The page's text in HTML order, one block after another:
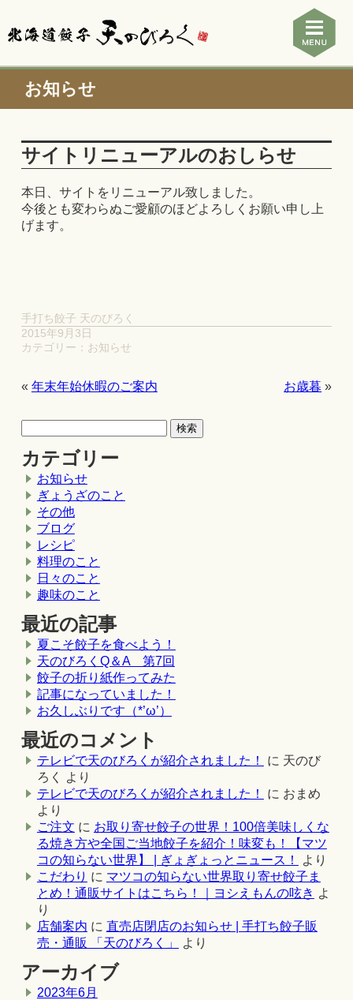
お知らせ
サイトリニューアルのおしらせ
本日、サイトをリニューアル致しました。
今後とも変わらぬご愛顧のほどよろしくお願い申し上
げます。
手打ち餃子 天のびろく
2015年9月3日
カテゴリー： お知らせ
« 年末年始休暇のご案内 お歳暮 »
カテゴリー
お知らせ
ぎょうざのこと
その他
ブログ
レシピ
料理のこと
日々のこと
趣味のこと
最近の記事
夏こそ餃子を食べよう！
天のびろくQ＆A 第7回
餃子の折り紙作ってみた
記事になっていました！
お久しぶりです（*’ω’）
最近のコメント
テレビで天のびろくが紹介されました！ に 天のび
ろく
より
テレビで天のびろくが紹介されました！
に おまめ
より
ご注文 に お取り寄せ餃子の世界！100倍美味しくな
る焼き方や全国ご当地餃子を紹介！味変も！【マツ
コの知らない世界】 | ぎょぎょっとニュース！
より
こだわり に マツコの知らない世界取り寄せ餃子ま
とめ！通販サイトはこちら！｜ヨシえもんの呟き よ
り
店舗案内 に 直売店閉店のお知らせ | 手打ち餃子販
売・通販 「天のびろく」
より
アーカイブ
2023年6月